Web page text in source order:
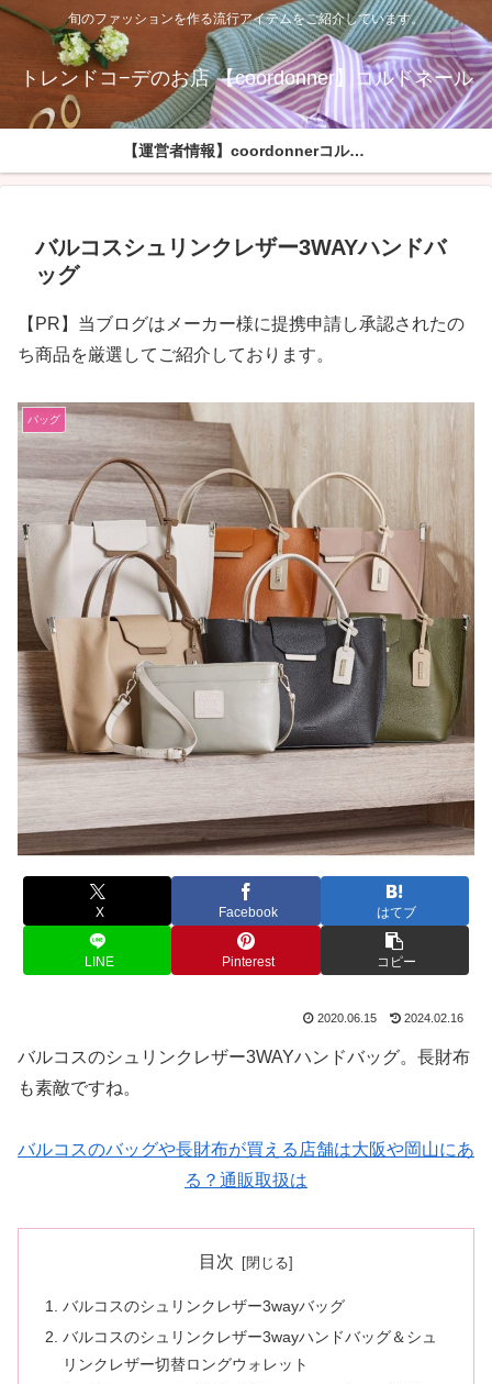
旬のファッションを作る流行アイテムをご紹介しています。
トレンドコ−デのお店 【coordonner】コルドネール
【運営者情報】coordonnerコルドネールへようこそ
バルコスシュリンクレザー3WAYハンドバ
ッグ
【PR】当ブログはメーカー様に提携申請し承認されたの
ち商品を厳選してご紹介しております。
バッグ
X Facebook はてブ
LINE Pinterest コピー
2020.06.15 2024.02.16
バルコスのシュリンクレザー3WAYハンドバッグ。長財布
も素敵ですね。
バルコスのバッグや長財布が買える店舗は大阪や岡山にあ
る？通販取扱は
目次
バルコスのシュリンクレザー3wayバッグ
バルコスのシュリンクレザー3wayハンドバッグ＆シュ
リンクレザー切替ロングウォレット